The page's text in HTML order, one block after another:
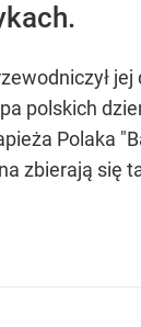
polskich
Polaka
zbierają się